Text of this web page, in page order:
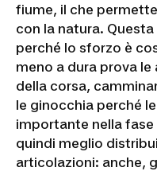
fiume, il che
con la natura.
perché lo sforzo è
meno a dura prova
della corsa,
le ginocchia perché
importante nella
quindi meglio
articolazioni: anche,